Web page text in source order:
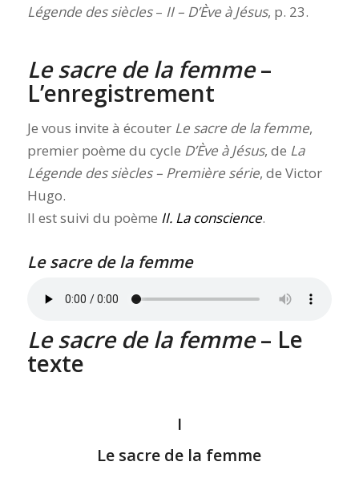
Légende des siècles– II – D’Ève à Jésus, p. 23.
Le sacre de la femme–
L’enregistrement
Je vous invite à écouter Le sacre de la femme,
premier poème du cycle D’Ève à Jésus, de La
Légende des siècles – Première série, de Victor
Hugo.
Il est suivi du poème II. La conscience.
Le sacre de la femme
Le sacre de la femme– Le
texte
I
Le sacre de la femme